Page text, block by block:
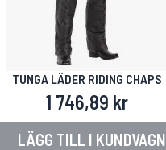
TUNGA LÄDER RIDING CHAPS
1 746,89 kr
LÄGG TILL I KUNDVAGN